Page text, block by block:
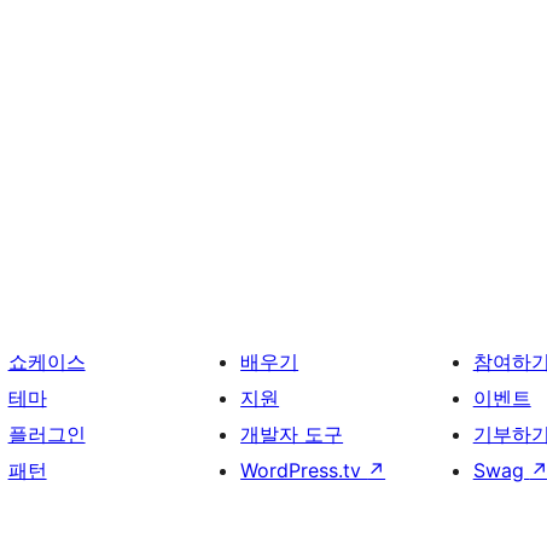
쇼케이스
테마
플러그인
패턴
배우기
지원
개발자 도구
WordPress.tv ↗
참여하기
이벤트
기부하기
Swag ↗